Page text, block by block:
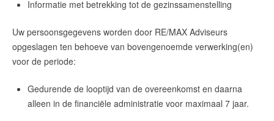
Informatie met betrekking tot de gezinssamenstelling
Uw persoonsgegevens worden door RE/MAX Adviseurs
opgeslagen ten behoeve van bovengenoemde verwerking(en)
voor de periode:
Gedurende de looptijd van de overeenkomst en daarna
alleen in de financiële administratie voor maximaal 7 jaar.